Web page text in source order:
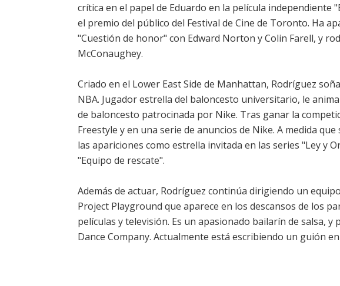
crítica en el papel de Eduardo en la película independiente
el premio del público del Festival de Cine de Toronto. Ha
"Cuestión de honor" con Edward Norton y Colin Farell, y
McConaughey.
Criado en el Lower East Side de Manhattan, Rodríguez
NBA. Jugador estrella del baloncesto universitario, le
de baloncesto patrocinada por Nike. Tras ganar la
Freestyle y en una serie de anuncios de Nike. A medida
las apariciones como estrella invitada en las series "Ley y
"Equipo de rescate".
Además de actuar, Rodríguez continúa dirigiendo un
Project Playground que aparece en los descansos de los
películas y televisión. Es un apasionado bailarín de salsa,
Dance Company. Actualmente está escribiendo un guión